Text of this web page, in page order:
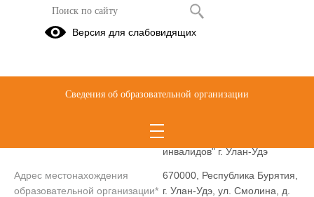
Контакты
детей-инвалидов" г. Улан-Удэ
образовательной организации* социальной адаптации детей-
инвалидов" г. Улан-Удэ
Адрес местонахождения
образовательной организации*
670000, Республика Бурятия,
г. Улан-Удэ, ул. Смолина, д.
Версия для слабовидящих
Сведения об образовательной организации